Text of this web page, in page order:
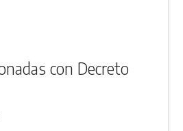
con Decreto